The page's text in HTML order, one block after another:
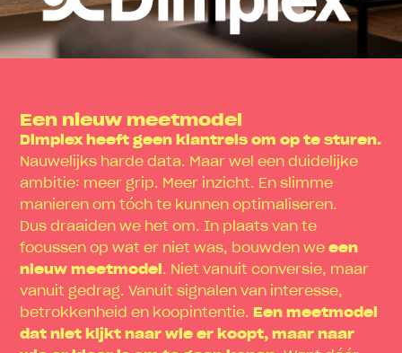
Een nieuw meetmodel
Dimplex heeft geen klantreis om op te sturen.
Nauwelijks harde data. Maar wel een duidelijke
ambitie: meer grip. Meer inzicht. En slimme
manieren om tóch te kunnen optimaliseren.
Dus draaiden we het om. In plaats van te
focussen op wat er niet was, bouwden weeen
nieuw meetmodel . Niet vanuit conversie, maar
vanuit gedrag. Vanuit signalen van interesse,
betrokkenheid en koopintentie.
Een meetmodel
dat niet kijkt naar wie er koopt, maar naar